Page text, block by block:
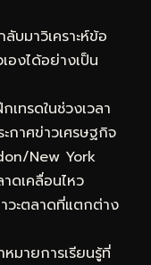
บมาวิเคราะห์ข้อ
งได้อย่างเป็น
เทรดในช่วงเวลา
กาศข่าวเศรษฐกิจ
New York
ดเคลื่อนไหว
วะตลาดที่แตกต่าง
หมายการเรียนรู้ที่